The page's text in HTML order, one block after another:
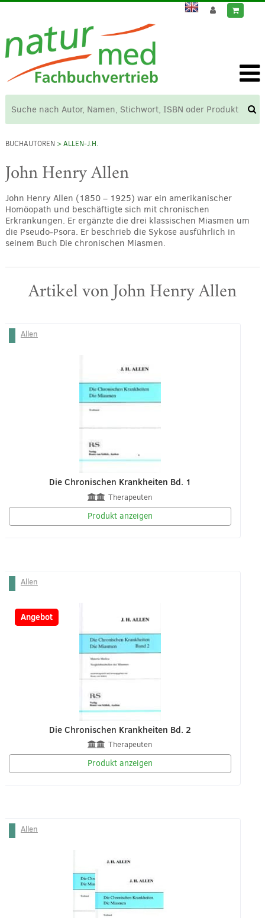
BUCHAUTOREN > ALLEN-J.H.
John Henry Allen
John Henry Allen (1850 – 1925) war ein amerikanischer
Homöopath und beschäftigte sich mit chronischen
Erkrankungen. Er ergänzte die drei klassischen Miasmen um
die Pseudo-Psora. Er beschrieb die Sykose ausführlich in
seinem Buch Die chronischen Miasmen.
Artikel von John Henry Allen
Allen
Die Chronischen Krankheiten Bd. 1
Therapeuten
Produkt anzeigen
Allen
-55%
Angebot
Die Chronischen Krankheiten Bd. 2
Therapeuten
Produkt anzeigen
Allen